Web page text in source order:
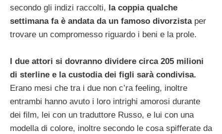
secondo gli indizi raccolti, la coppia qualche
settimana fa è andata da un famoso divorzistaper
trovare un compromesso riguardo i beni e la prole.
I due attori si dovranno dividere circa 205 milioni
di sterline e la custodia dei figli sarà condivisa.
Erano mesi che tra i due non c’ra feeling, inoltre
entrambi hanno avuto i loro intrighi amorosi durante
dei film, lei con un traduttore Russo, e lui con una
modella di colore, inoltre secondo le cosa spifferate da